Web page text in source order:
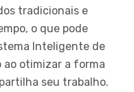
tradicionais e
o que pode
Inteligente de
ao otimizar a forma
seu trabalho.